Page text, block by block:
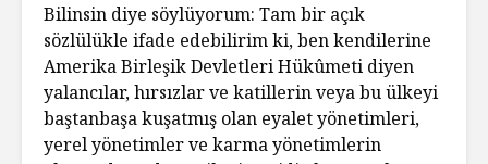
Bilinsin diye söylüyorum: Tam bir açık
sözlülükle ifade edebilirim ki, ben kendilerine
Amerika Birleşik Devletleri Hükûmeti diyen
yalancılar, hırsızlar ve katillerin veya bu ülkeyi
baştanbaşa kuşatmış olan eyalet yönetimleri,
yerel yönetimler ve karma yönetimlerin